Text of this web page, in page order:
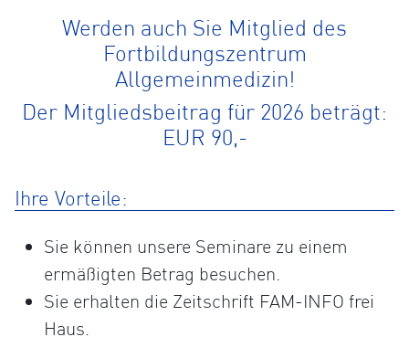
Werden auch Sie Mitglied des
Fortbildungszentrum
Allgemeinmedizin!
Der Mitgliedsbeitrag für 2026 beträgt:
EUR 90,-
Ihre Vorteile:
Sie können unsere Seminare zu einem
ermäßigten Betrag besuchen.
Sie erhalten die Zeitschrift FAM-INFO frei
Haus.